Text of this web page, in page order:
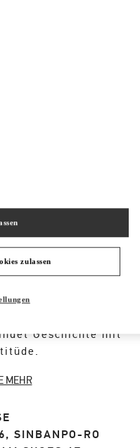
Das Valentino
Geschichte mit
MEHR
SINBANPO-RO
zulassen